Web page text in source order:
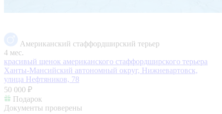
Американский стаффордширский терьер
4 мес.
красивый щенок американского стаффордширского терьера
Ханты-Мансийский автономный округ, Нижневартовск,
улица Нефтяников, 78
50 000 ₽
Подарок
Документы проверены